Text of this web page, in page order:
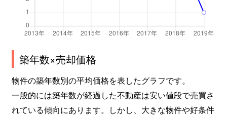
築年数×売却価格
物件の築年数別の平均価格を表したグラフです。
一般的には築年数が経過した不動産は安い値段で売買さ
れている傾向にあります。しかし、大きな物件や好条件